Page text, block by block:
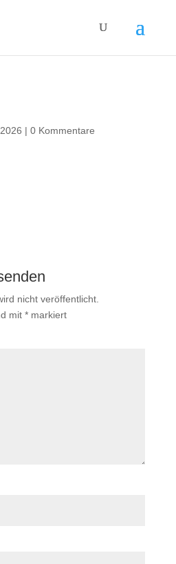
| 0 Kommentare
nicht veröffentlicht.
mit *markiert